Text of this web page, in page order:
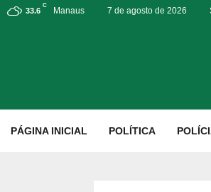
33.6
C
Manaus 7 de agosto de 2026
PÁGINA INICIAL POLÍTICA